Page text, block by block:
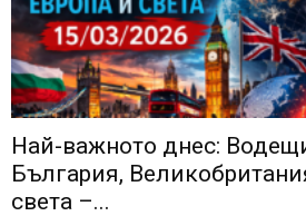
Най-важното днес:
България,
света –...